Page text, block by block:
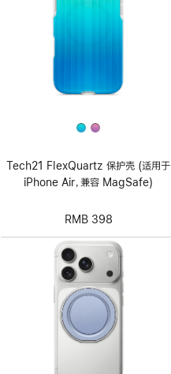
Tech21 FlexQuartz 保护壳 (适用于
iPhone Air，兼容 MagSafe)
RMB 398